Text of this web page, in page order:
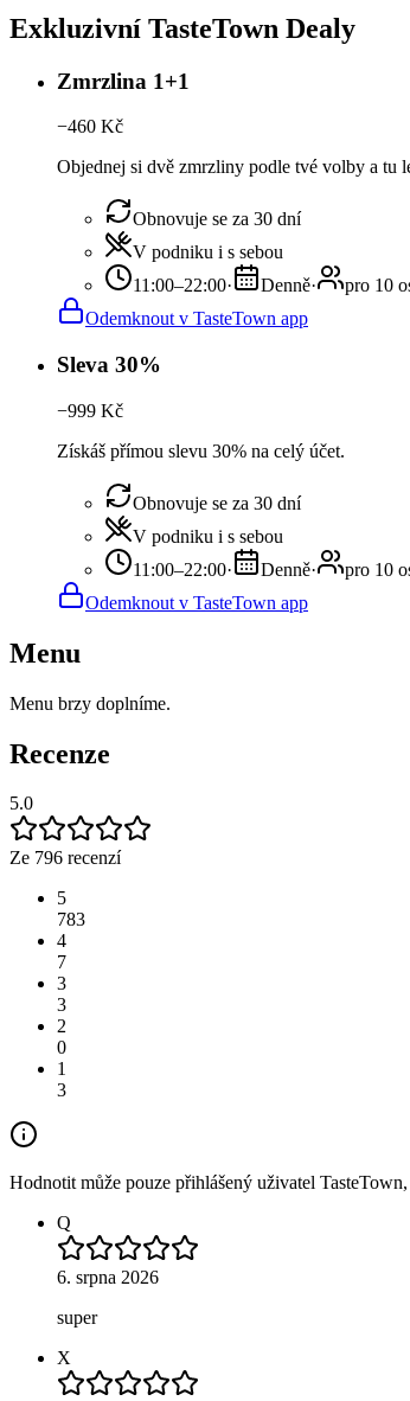
Exkluzivní TasteTown Dealy
Zmrzlina 1+1
−460 Kč
Objednej si dvě zmrzliny podle tvé volby a tu
Obnovuje se za 30 dní
V podniku i s sebou
11:00–22:00· Denně·
pro 10
Odemknout v TasteTown app
Sleva 30%
−999 Kč
Získáš přímou slevu 30% na celý účet.
Obnovuje se za 30 dní
V podniku i s sebou
11:00–22:00· Denně·
pro 10
Odemknout v TasteTown app
Menu
Menu brzy doplníme.
Recenze
5.0
Ze 796 recenzí
5
783
4
7
3
3
2
0
1
3
Hodnotit může pouze přihlášený uživatel
Q
6. srpna 2026
super
X